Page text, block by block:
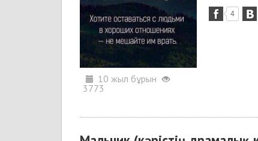
10 жыл бұрын
3773
4